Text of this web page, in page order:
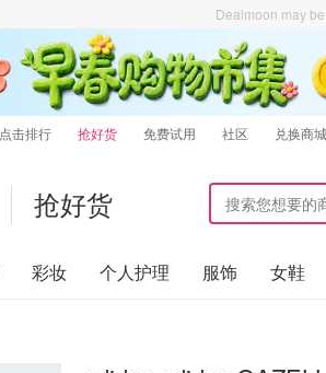
Dealmoon may
点击排行 抢好货 免费试用 社区 兑换商城
抢好货
彩妆 个人护理 服饰 女鞋